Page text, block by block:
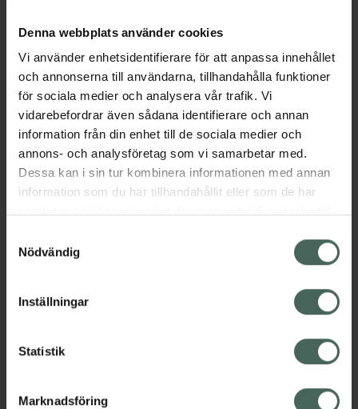
Denna webbplats använder cookies
Vi använder enhetsidentifierare för att anpassa innehållet
och annonserna till användarna, tillhandahålla funktioner
för sociala medier och analysera vår trafik. Vi
vidarebefordrar även sådana identifierare och annan
information från din enhet till de sociala medier och
annons- och analysföretag som vi samarbetar med.
Dessa kan i sin tur kombinera informationen med annan
information som du har tillhandahållit eller som de har
återkalla ditt samtycke via webbplatsens
cookieinställningar. Ett återkallat samtycke påverkar inte
lagligheten av behandling som skett innan återkallelsen.
Nödvändig
Inställningar
Statistik
Marknadsföring
av ett plåster.
Återfuktande effekt som upprätthåller
återfuktning och ger en livlig hud. Formeln gör
att huden kan hålla kvar fukt runt ögonen.
Närande, lugnande och motståndskraftiga
effekter.
Jämförpris 5,65 kr/st
EAN:08809579273134
Kategorier:
Innehåll Visa
Instruktioner Visa